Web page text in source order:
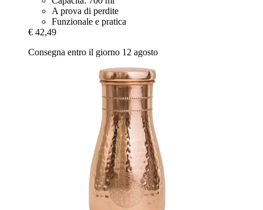
A prova di perdite
Funzionale e pratica
€ 42,49
Consegna entro il giorno 12 agosto